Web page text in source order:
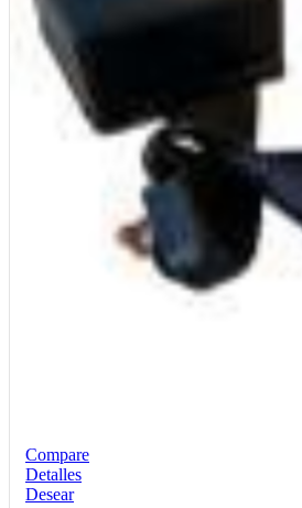
Compare
Detalles
Desear